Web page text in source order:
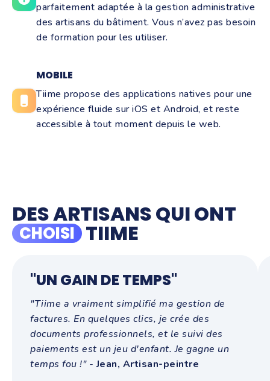
parfaitement adaptée à la gestion administrative
des artisans du bâtiment. Vous n’avez pas besoin
de formation pour les utiliser.
MOBILE
Tiime propose des applications natives pour une
expérience fluide sur iOS et Android, et reste
accessible à tout moment depuis le web.
DES ARTISANS QUI ONT
CHOISI TIIME
"UN GAIN DE TEMPS"
"Tiime a vraiment simplifié ma gestion de
factures. En quelques clics, je crée des
documents professionnels, et le suivi des
paiements est un jeu d'enfant. Je gagne un
temps fou !" -Jean, Artisan-peintre